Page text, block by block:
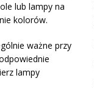
lub lampy na
kolorów.
ważne przy
lampy